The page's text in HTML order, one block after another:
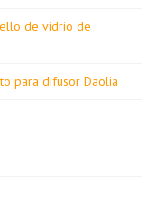
de vidrio de
para difusor Daolia